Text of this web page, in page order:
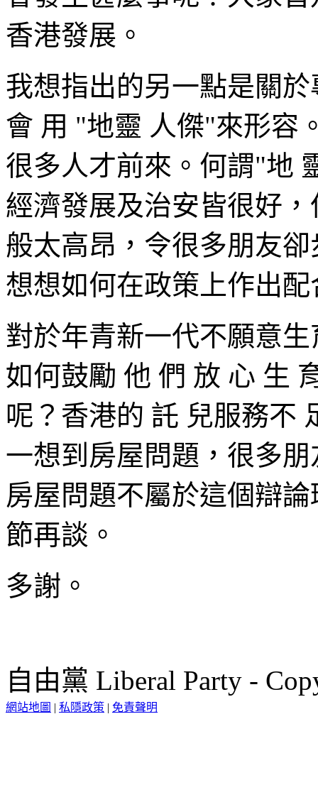
香港發展。
我想指出的另一點是關
會 用 "地靈 人傑"來形容
很多人才前來。何謂"地
經濟發展及治安皆很好
般太高昂，令很多朋友
想想如何在政策上作出
對於年青新一代不願意
如何鼓勵 他 們 放 心 生
呢？香港的 託 兒服務不
一想到房屋問題，很多
房屋問題不屬於這個辯
節再談。
多謝。
自由黨 Liberal Party -
網站地圖 | 私隱政策 | 免責聲明